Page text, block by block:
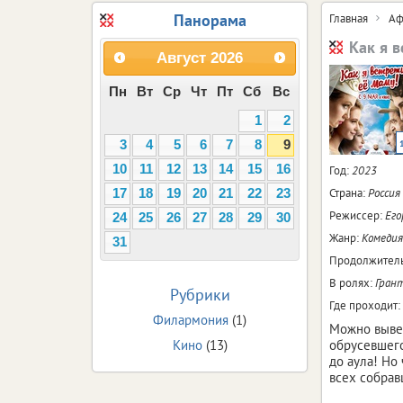
Главная
Как я
Год:2023
Страна:Россия
Режиссер:
Жанр:Комедия
В ролях:
Где проходит:
Можно
до аула! Но
всех
Панорама
Август 2026
Пн Вт Ср Чт Пт Сб
Вс
1
2
3
4 5 6 7 8
9
10
11 12 13 14 15
16
17
18 19 20 21 22
23
24
25 26 27 28 29
30
31
Рубрики
Филармония (1)
Кино(13)